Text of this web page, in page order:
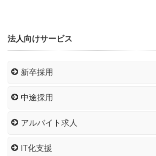
法人向けサービス
新卒採用
中途採用
アルバイト求人
IT化支援